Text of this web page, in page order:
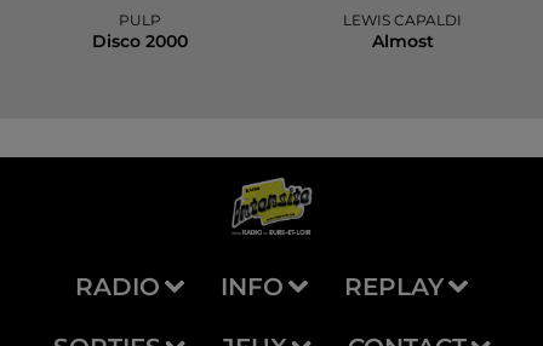
PULP
Disco 2000
LEWIS CAPALDI
Almost
RADIO INFO REPLAY